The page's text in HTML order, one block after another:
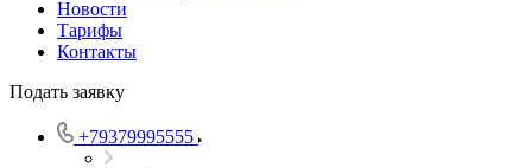
Новости
Тарифы
Контакты
Подать заявку
+79379995555